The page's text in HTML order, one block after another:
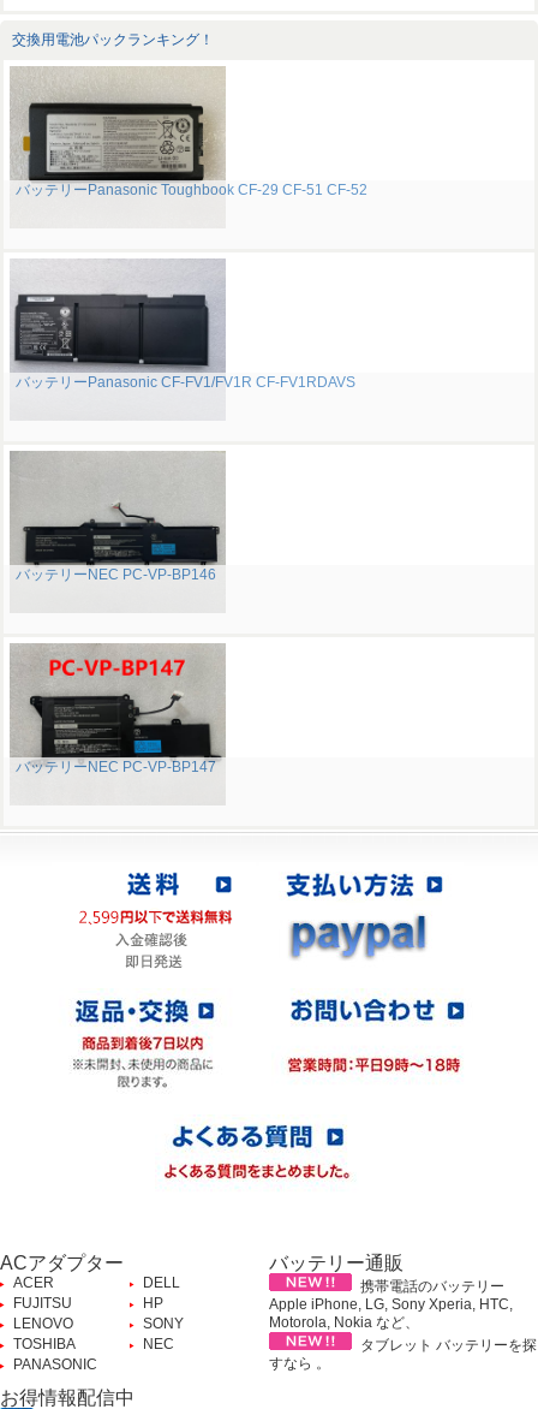
交換用電池パックランキング！
バッテリーPanasonic Toughbook CF-29 CF-51 CF-52
バッテリーPanasonic CF-FV1/FV1R CF-FV1RDAVS
バッテリーNEC PC-VP-BP146
バッテリーNEC PC-VP-BP147
ACアダプター
ACER
DELL
FUJITSU
HP
LENOVO
SONY
TOSHIBA
NEC
PANASONIC
バッテリー通販
携帯電話のバッテリー
Apple iPhone, LG, Sony Xperia, HTC,
Motorola, Nokia など、
タブレット バッテリーを探
すなら 。
お得情報配信中